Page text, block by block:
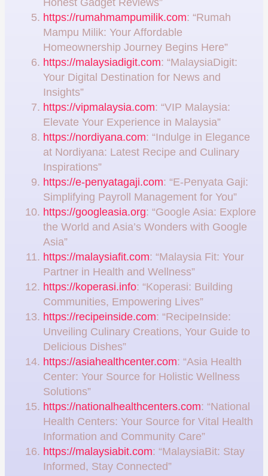
Honest Gadget Reviews”
https://rumahmampumilik.com: “Rumah
Mampu Milik: Your Affordable
Homeownership Journey Begins Here”
https://malaysiadigit.com: “MalaysiaDigit:
Your Digital Destination for News and
Insights”
https://vipmalaysia.com: “VIP Malaysia:
Elevate Your Experience in Malaysia”
https://nordiyana.com: “Indulge in Elegance
at Nordiyana: Latest Recipe and Culinary
Inspirations”
https://e-penyatagaji.com: “E-Penyata Gaji:
Simplifying Payroll Management for You”
https://googleasia.org: “Google Asia: Explore
the World and Asia’s Wonders with Google
Asia”
https://malaysiafit.com: “Malaysia Fit: Your
Partner in Health and Wellness”
https://koperasi.info: “Koperasi: Building
Communities, Empowering Lives”
https://recipeinside.com: “RecipeInside:
Unveiling Culinary Creations, Your Guide to
Delicious Dishes”
https://asiahealthcenter.com: “Asia Health
Center: Your Source for Holistic Wellness
Solutions”
https://nationalhealthcenters.com: “National
Health Centers: Your Source for Vital Health
Information and Community Care”
https://malaysiabit.com: “MalaysiaBit: Stay
Informed, Stay Connected”